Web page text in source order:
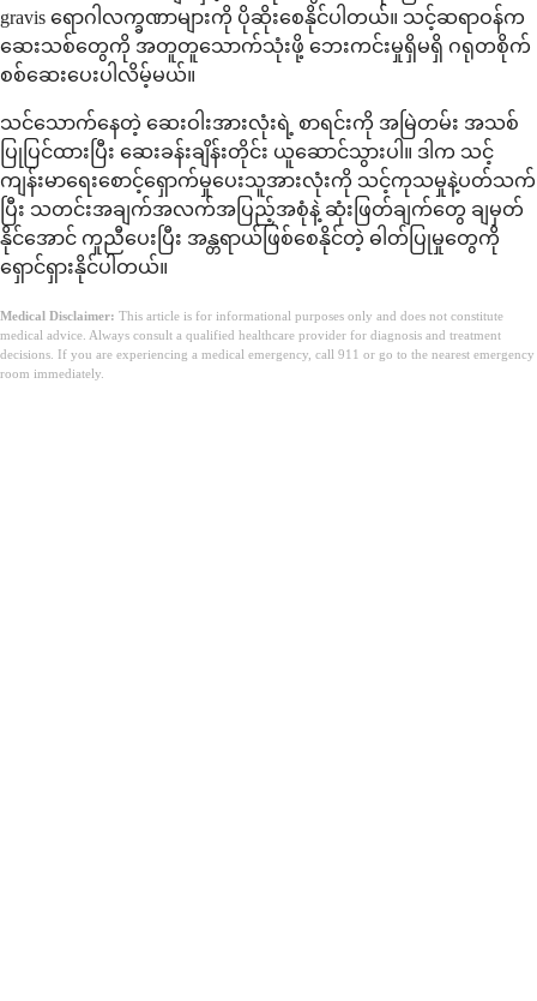
gravis ရောဂါလက္ခဏာများကို ပိုဆိုးစေနိုင်ပါတယ်။ သင့်ဆရာဝန်က
ဆေးသစ်တွေကို အတူတူသောက်သုံးဖို့ ဘေးကင်းမှုရှိမရှိ ဂရုတစိုက်
စစ်ဆေးပေးပါလိမ့်မယ်။
သင်သောက်နေတဲ့ ဆေးဝါးအားလုံးရဲ့ စာရင်းကို အမြဲတမ်း အသစ်
ပြုပြင်ထားပြီး ဆေးခန်းချိန်းတိုင်း ယူဆောင်သွားပါ။ ဒါက သင့်
ကျန်းမာရေးစောင့်ရှောက်မှုပေးသူအားလုံးကို သင့်ကုသမှုနဲ့ပတ်သက်
ပြီး သတင်းအချက်အလက်အပြည့်အစုံနဲ့ ဆုံးဖြတ်ချက်တွေ ချမှတ်
နိုင်အောင် ကူညီပေးပြီး အန္တရာယ်ဖြစ်စေနိုင်တဲ့ ဓါတ်ပြုမှုတွေကို
ရှောင်ရှားနိုင်ပါတယ်။
Medical Disclaimer: This article is for informational purposes only and does not constitute
medical advice. Always consult a qualified healthcare provider for diagnosis and treatment
decisions. If you are experiencing a medical emergency, call 911 or go to the nearest emergency
room immediately.